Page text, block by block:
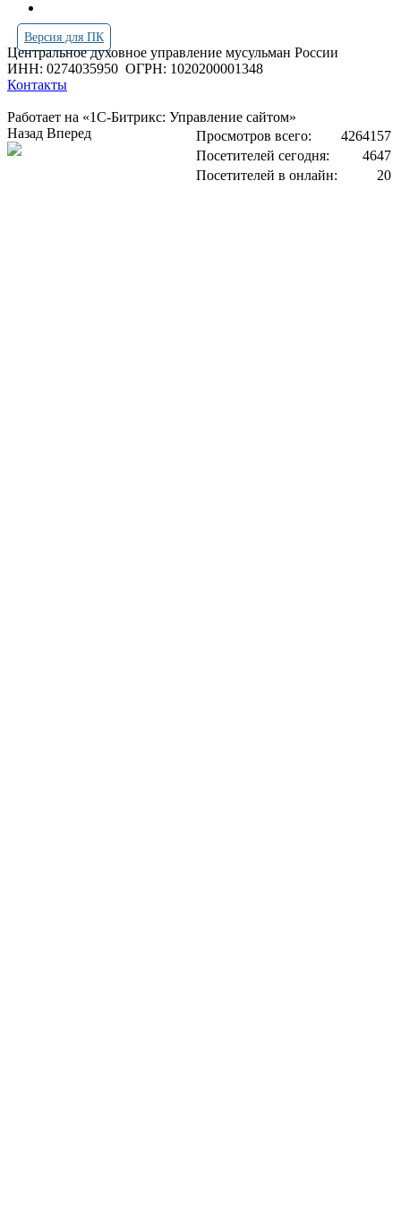
Версия для ПК
Центральное духовное управление мусульман России
ИНН: 0274035950 ОГРН: 1020200001348
Контакты
Работает на «1С-Битрикс: Управление сайтом»
Просмотров всего:
4264157
Посетителей сегодня:
4647
Посетителей в онлайн:
20
Назад Вперед